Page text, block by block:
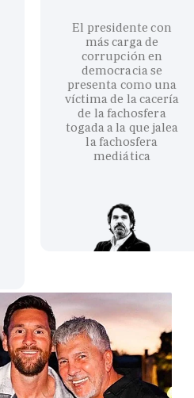
El presidente con
más carga de
corrupción en
democracia se
presenta como una
víctima de la cacería
de la fachosfera
togada a la que jalea
la fachosfera
mediática